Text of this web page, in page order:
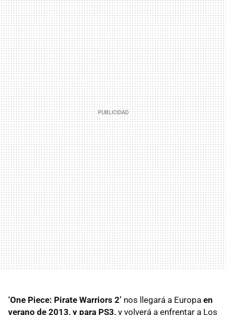
‘One Piece: Pirate Warriors 2’ nos llegará a Europa en
verano de 2013, y para PS3, y volverá a enfrentar a Los